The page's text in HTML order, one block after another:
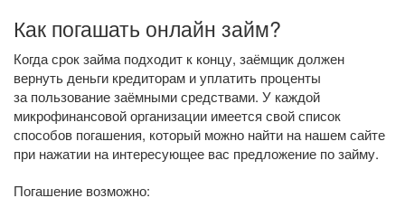
Как погашать онлайн займ?
Когда срок займа подходит к концу, заёмщик должен
вернуть деньги кредиторам и уплатить проценты
за пользование заёмными средствами. У каждой
микрофинансовой организации имеется свой список
способов погашения, который можно найти на нашем сайте
при нажатии на интересующее вас предложение по займу.
Погашение возможно: